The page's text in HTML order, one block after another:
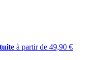
à partir de 49,90 €